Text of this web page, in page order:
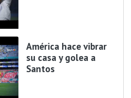
América hace vibrar
su casa y golea a
Santos